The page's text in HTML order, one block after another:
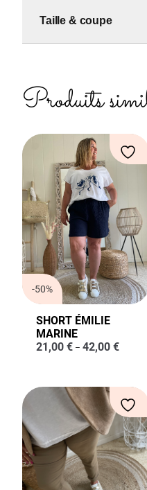
Taille & coupe
Produits
-50%
SHORT ÉMILIE
MARINE
21,00 € – 42,00 €